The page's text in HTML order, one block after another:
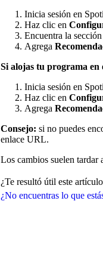
¿No encuentras lo que
Inicia sesión en
Haz clic en
Encuentra la sección
Agrega
Si alojas tu programa
Inicia sesión en
Haz clic en
Agrega
Consejo: si no puedes
enlace URL.
Los cambios suelen tardar
¿Te resultó útil este